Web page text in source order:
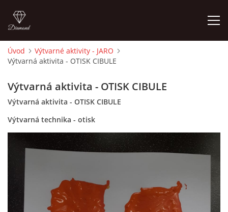
ÚVOD
O MĚ
FOTOALBUM
DĚJINY VÝTVARNÉHO UMĚNÍ
NOVINKY ZE ŠKOLSTVÍ 2025
Úvod
Výtvarné aktivity - JARO
Výtvarná aktivita - OTISK CIBULE
Výtvarná aktivita - OTISK CIBULE
Výtvarná aktivita - OTISK CIBULE
Výtvarná technika - otisk